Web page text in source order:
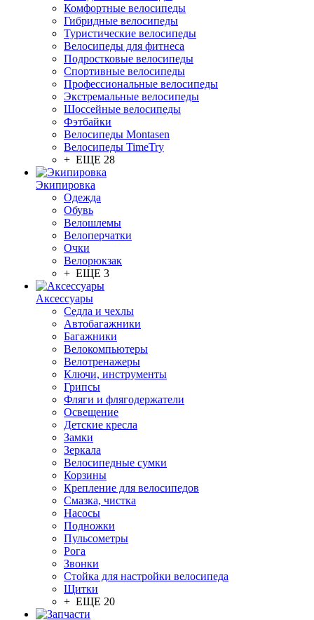
Комфортные велосипеды
Гибридные велосипеды
Туристические велосипеды
Велосипеды для фитнеса
Подростковые велосипеды
Спортивные велосипеды
Профессиональные велосипеды
Экстремальные велосипеды
Шоссейные велосипеды
Фэтбайки
Велосипеды Montasen
Велосипеды TimeTry
+ ЕЩЕ 28
Экипировка
Одежда
Обувь
Велошлемы
Велоперчатки
Очки
Велорюкзак
+ ЕЩЕ 3
Аксессуары
Седла и чехлы
Автобагажники
Багажники
Велокомпьютеры
Велотренажеры
Ключи, инструменты
Грипсы
Фляги и флягодержатели
Освещение
Детские кресла
Замки
Зеркала
Велосипедные сумки
Корзины
Крепление для велосипедов
Смазка, чистка
Насосы
Подножки
Пульсометры
Рога
Звонки
Стойка для настройки велосипеда
Щитки
+ ЕЩЕ 20